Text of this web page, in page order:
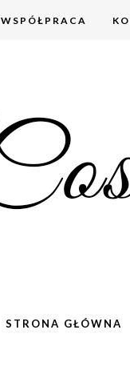
WSPÓŁPRACA
STRONA GŁÓWNA